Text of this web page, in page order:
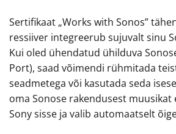
Sertifikaat „Works with Sonos”
ressiiver integreerub sujuvalt sinu
Kui oled ühendatud ühilduva
Port), saad võimendi rühmitada
seadmetega või kasutada seda
oma Sonose rakendusest
Sony sisse ja valib automaatselt